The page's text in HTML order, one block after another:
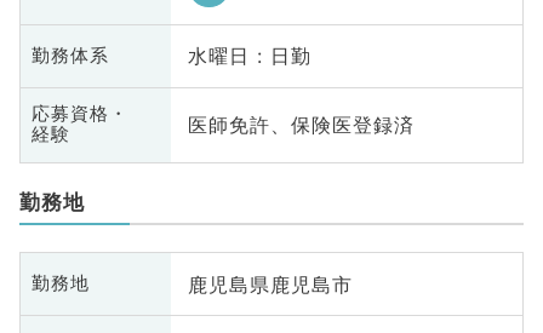
勤務体系 水曜日 : 日勤
応募資格・
経験
医師免許、保険医登録済
勤務地
勤務地 鹿児島県鹿児島市